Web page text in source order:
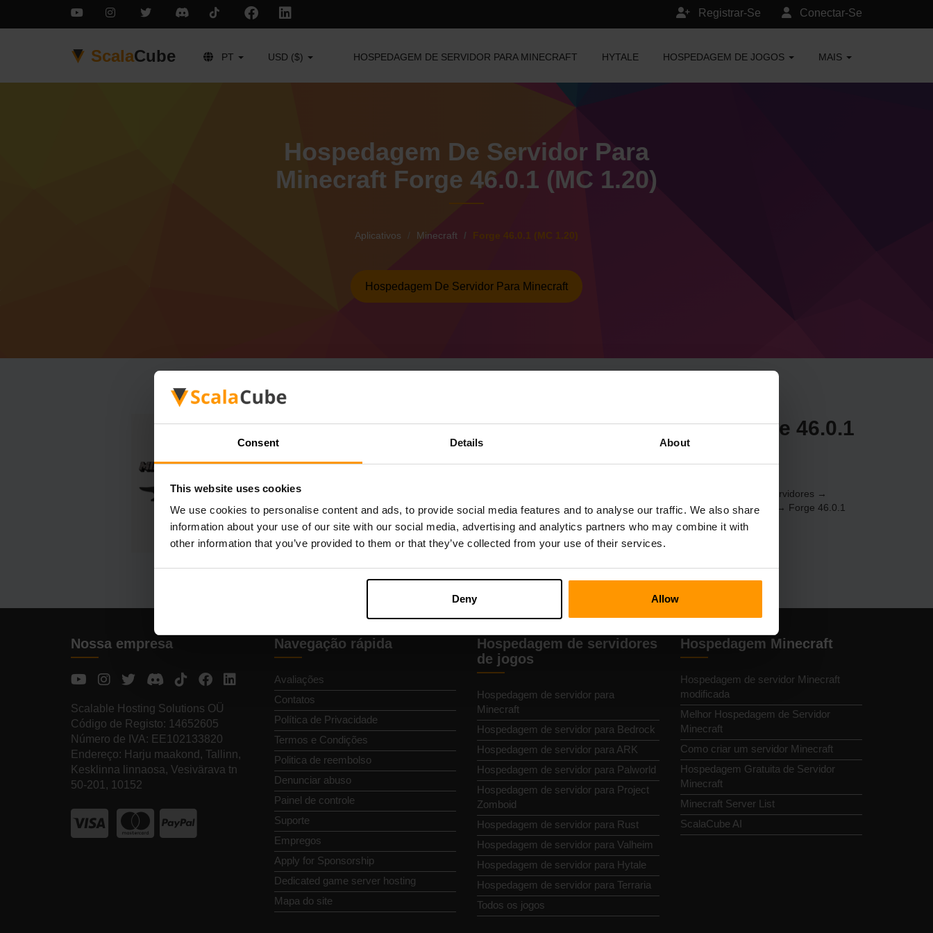
Consent Details About
This website uses cookies
We use cookies to personalise content and ads, to provide social media features and to analyse our traffic. We also share
information about your use of our site with our social media, advertising and analytics partners who may combine it with
other information that you’ve provided to them or that they’ve collected from your use of their services.
Deny Allow
Conectar-Se
Registrar-Se
ScalaCube PT USD ($) HOSPEDAGEM DE SERVIDOR PARA MINECRAFT HYTALE HOSPEDAGEM DE JOGOS MAIS
Hospedagem De Servidor Para
Minecraft Forge 46.0.1 (MC 1.20)
Aplicativos Minecraft Forge 46.0.1 (MC 1.20)
Hospedagem De Servidor Para Minecraft
Como fazer o servidor Minecraft Forge 46.0.1
(MC 1.20)
(Servidores →
Selecione seu servidor → Servidores de jogos → Adicionar servidor de jogos → Forge 46.0.1
(MC 1.20))
Divirta-se jogando no servidor!
Nossa empresa
Scalable Hosting Solutions OÜ
Código de Registo: 14652605
Número de IVA: EE102133820
Endereço: Harju maakond, Tallinn,
Kesklinna linnaosa, Vesivärava tn
50-201, 10152
Navegação rápida
Avaliações
Contatos
Política de Privacidade
Termos e Condições
Politica de reembolso
Denunciar abuso
Painel de controle
Suporte
Empregos
Apply for Sponsorship
Dedicated game server hosting
Mapa do site
Hospedagem de servidores
de jogos
Hospedagem de servidor para
Minecraft
Hospedagem de servidor para Bedrock
Hospedagem de servidor para ARK
Hospedagem de servidor para Palworld
Hospedagem de servidor para Project
Zomboid
Hospedagem de servidor para Rust
Hospedagem de servidor para Valheim
Hospedagem de servidor para Hytale
Hospedagem de servidor para Terraria
Todos os jogos
Hospedagem Minecraft
Hospedagem de servidor Minecraft
modificada
Melhor Hospedagem de Servidor
Minecraft
Como criar um servidor Minecraft
Hospedagem Gratuita de Servidor
Minecraft
Minecraft Server List
ScalaCube AI